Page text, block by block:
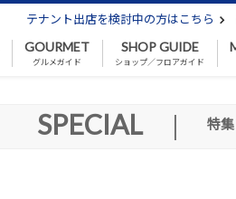
テナント出店を検討中の方はこちら
GOURMET
グルメガイド
SHOP GUIDE
ショップ／フロアガイド
SPECIAL | 特集